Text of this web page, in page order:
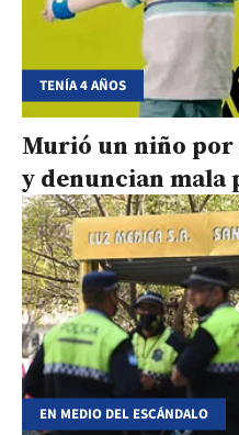
TENÍA 4 AÑOS
Murió un niño
y denuncian mala
EN MEDIO DEL ESCÁNDALO